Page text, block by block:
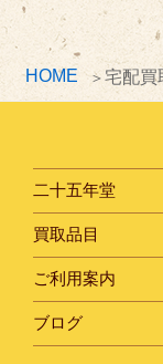
HOME 宅配買
二十五年堂
買取品目
ご利用案内
ブログ